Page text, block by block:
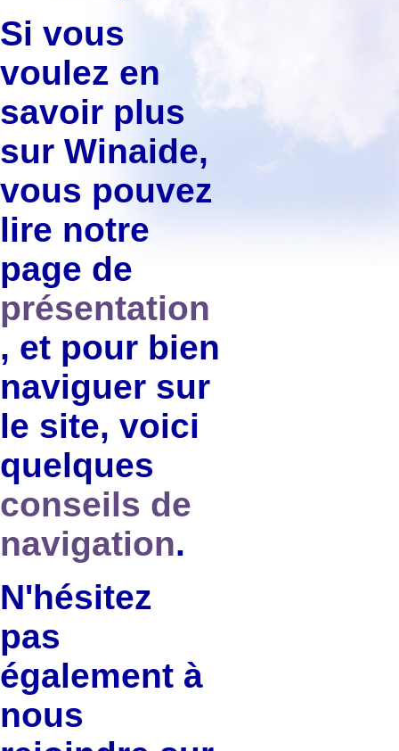
Si vous
voulez en
savoir plus
sur Winaide,
vous pouvez
lire notre
page de
présentation
, et pour bien
naviguer sur
le site, voici
quelques
conseils de
navigation.
N'hésitez
pas
également à
nous